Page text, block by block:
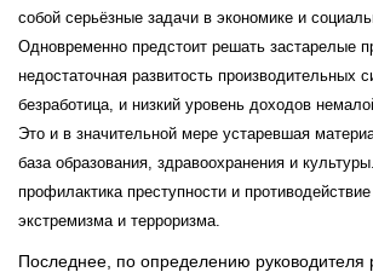
собой серьёзные задачи в экономике и
Одновременно предстоит решать застарелые
недостаточная развитость производительных
безработица, и низкий уровень доходов
Это и в значительной мере устаревшая
база образования, здравоохранения и
профилактика преступности и противодействие
экстремизма и терроризма.
Последнее, по определению руководителя